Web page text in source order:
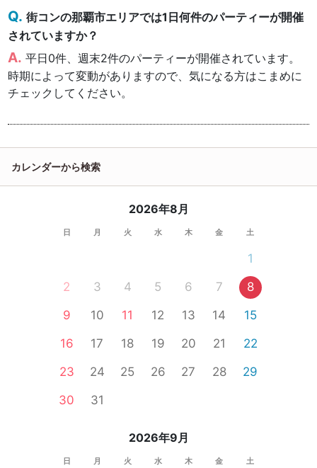
街コンの那覇市エリアでは1日何件のパーティーが開催
されていますか？
平日0件、週末2件のパーティーが開催されています。
時期によって変動がありますので、気になる方はこまめに
チェックしてください。
カレンダーから検索
2026年8月
日 月 火 水 木 金 土
1
2
3 4 5 6 7
8
9
10 11 12 13 14
15
16
17 18 19 20 21
22
23
24 25 26 27 28
29
30
31
2026年9月
日 月 火 水 木 金 土